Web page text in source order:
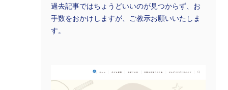
過去記事ではちょうどいいのが見つからず、お
手数をおかけしますが、ご教示お願いいたしま
す。